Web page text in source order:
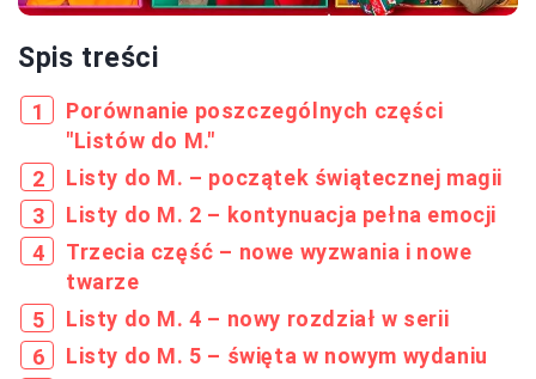
Spis treści
Porównanie poszczególnych części
"Listów do M."
Listy do M. – początek świątecznej magii
Listy do M. 2 – kontynuacja pełna emocji
Trzecia część – nowe wyzwania i nowe
twarze
Listy do M. 4 – nowy rozdział w serii
Listy do M. 5 – święta w nowym wydaniu